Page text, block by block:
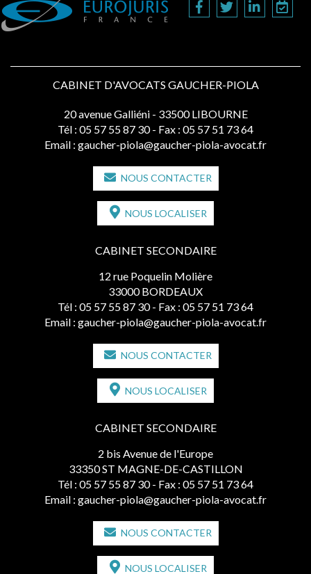
CABINET D'AVOCATS GAUCHER-PIOLA
20 avenue Galliéni - 33500 LIBOURNE
Tél : 05 57 55 87 30 - Fax : 05 57 51 73 64
Email : gaucher-piola@gaucher-piola-avocat.fr
NOUS CONTACTER
NOUS LOCALISER
CABINET SECONDAIRE
12 rue Poquelin Molière
33000 BORDEAUX
Tél : 05 57 55 87 30 - Fax : 05 57 51 73 64
Email : gaucher-piola@gaucher-piola-avocat.fr
NOUS CONTACTER
NOUS LOCALISER
CABINET SECONDAIRE
2 bis Avenue de l'Europe
33350 ST MAGNE-DE-CASTILLON
Tél : 05 57 55 87 30 - Fax : 05 57 51 73 64
Email : gaucher-piola@gaucher-piola-avocat.fr
NOUS CONTACTER
NOUS LOCALISER